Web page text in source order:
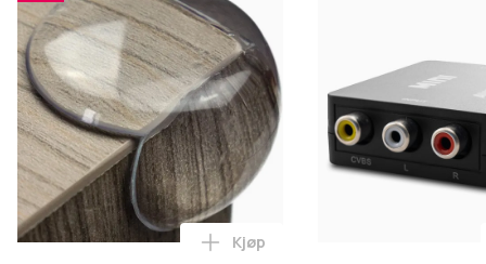
Legg 10x Premium
Kjøp